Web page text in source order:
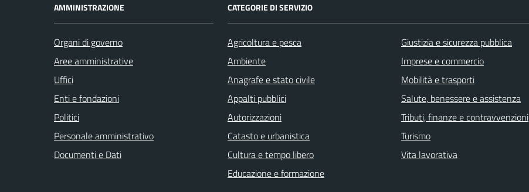
AMMINISTRAZIONE
Organi di governo
Aree amministrative
Uffici
Enti e fondazioni
Politici
Personale amministrativo
Documenti e Dati
CATEGORIE DI SERVIZIO
Agricoltura e pesca
Ambiente
Anagrafe e stato civile
Appalti pubblici
Autorizzazioni
Catasto e urbanistica
Cultura e tempo libero
Educazione e formazione
Giustizia e sicurezza pubblica
Imprese e commercio
Mobilità e trasporti
Salute, benessere e assistenza
Tributi, finanze e contravvenzioni
Turismo
Vita lavorativa